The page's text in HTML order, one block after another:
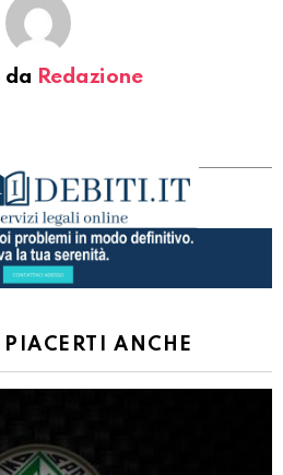
da Redazione
PIACERTI ANCHE